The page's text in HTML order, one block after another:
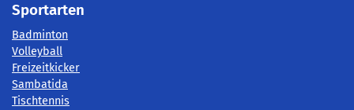
Sportarten
Badminton
Volleyball
Freizeitkicker
Sambatida
Tischtennis